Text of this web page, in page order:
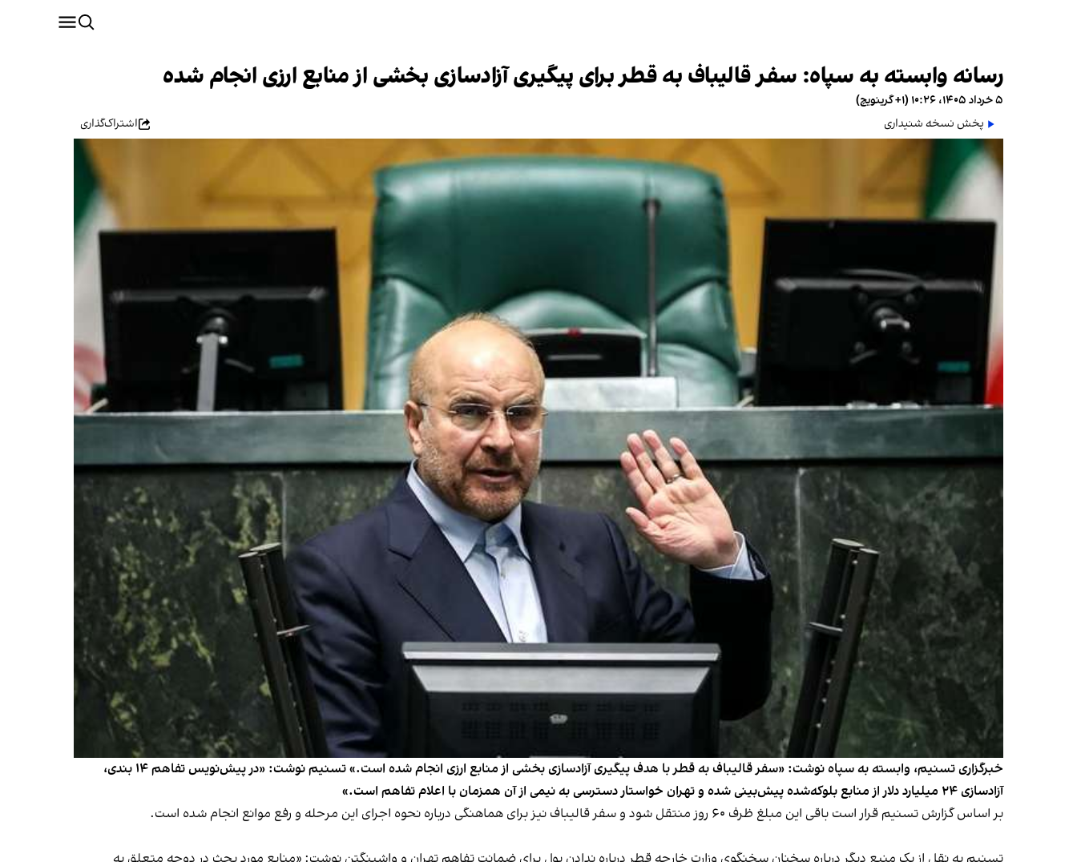
رسانه وابسته به سپاه: سفر قالیباف به قطر برای پیگیری آزادسازی بخشی از منابع ارزی انجام شده
۵ خرداد ۱۴۰۵، ۱۰:۲۶ (‎+۱ گرینویچ)
پخش نسخه شنیداری
اشتراک‌گذاری
خبرگزاری تسنیم، وابسته به سپاه نوشت: «سفر قالیباف به قطر با هدف پیگیری آزادسازی بخشی از منابع ارزی انجام شده است.» تسنیم نوشت: «در پیش‌نویس تفاهم ۱۴ بندی،
آزادسازی ۲۴ میلیارد دلار از منابع بلوکه‌شده پیش‌بینی شده و تهران خواستار دسترسی به نیمی از آن همزمان با اعلام تفاهم است.»
بر اساس گزارش تسنیم قرار است باقی این مبلغ ظرف ۶۰ روز منتقل شود و سفر قالیباف نیز برای هماهنگی درباره نحوه اجرای این مرحله و رفع موانع انجام شده است.